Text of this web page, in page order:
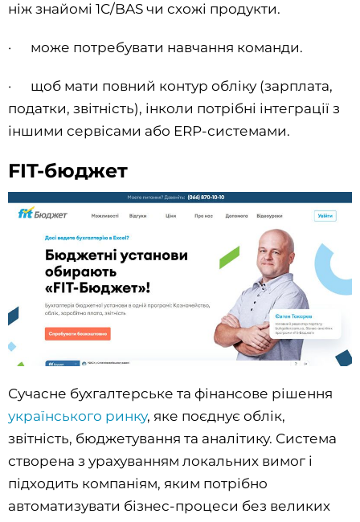
ніж знайомі 1С/BAS чи схожі продукти.
· може потребувати навчання команди.
· щоб мати повний контур обліку (зарплата,
податки, звітність), інколи потрібні інтеграції з
іншими сервісами або ERP-системами.
FIT-бюджет
Сучасне бухгалтерське та фінансове рішення
українського ринку, яке поєднує облік,
звітність, бюджетування та аналітику. Система
створена з урахуванням локальних вимог і
підходить компаніям, яким потрібно
автоматизувати бізнес-процеси без великих